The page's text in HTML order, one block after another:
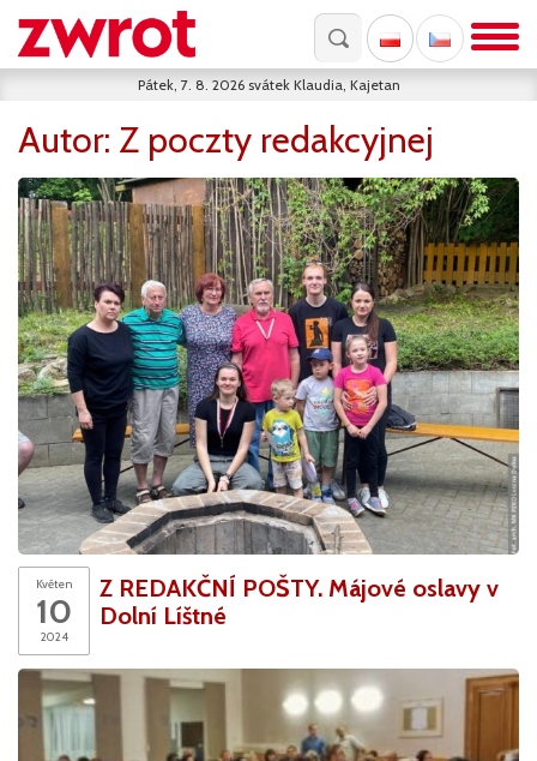
Pátek, 7. 8. 2026 svátek Klaudia, Kajetan
Autor: Z poczty redakcyjnej
Květen
10
2024
Z REDAKČNÍ POŠTY. Májové oslavy v
Dolní Líštné